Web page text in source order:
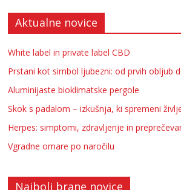
Aktualne novice
White label in private label CBD
Prstani kot simbol ljubezni: od prvih obljub
Aluminijaste bioklimatske pergole
Skok s padalom – izkušnja, ki spremeni
Herpes: simptomi, zdravljenje in
Vgradne omare po naročilu
Najbolj brane novice